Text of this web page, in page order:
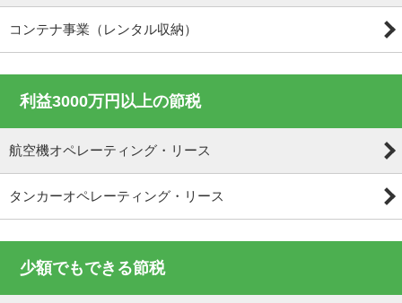
コンテナ事業（レンタル収納）
利益3000万円以上の節税
航空機オペレーティング・リース
タンカーオペレーティング・リース
少額でもできる節税